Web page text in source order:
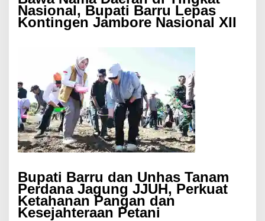
Nasional, Bupati Barru Lepas
Kontingen Jambore Nasional XII
Bupati Barru dan Unhas Tanam
Perdana Jagung JJUH, Perkuat
Ketahanan Pangan dan
Kesejahteraan Petani